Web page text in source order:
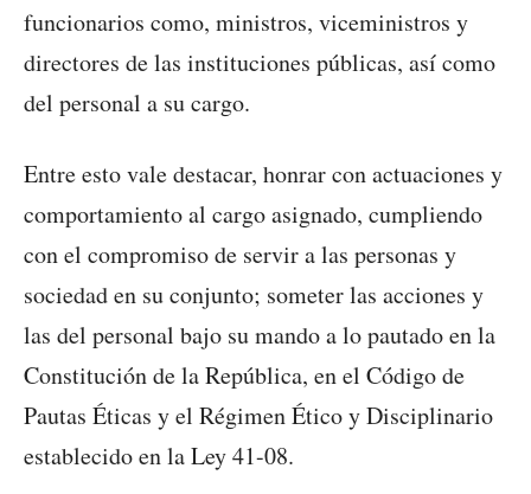
funcionarios como, ministros, viceministros y
directores de las instituciones públicas, así como
del personal a su cargo.
Entre esto vale destacar, honrar con actuaciones y
comportamiento al cargo asignado, cumpliendo
con el compromiso de servir a las personas y
sociedad en su conjunto; someter las acciones y
las del personal bajo su mando a lo pautado en la
Constitución de la República, en el Código de
Pautas Éticas y el Régimen Ético y Disciplinario
establecido en la Ley 41-08.